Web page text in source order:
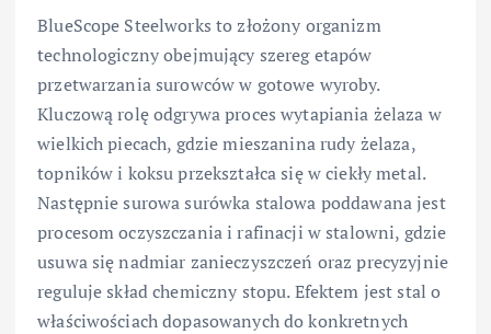
BlueScope Steelworks to złożony organizm
technologiczny obejmujący szereg etapów
przetwarzania surowców w gotowe wyroby.
Kluczową rolę odgrywa proces wytapiania żelaza w
wielkich piecach, gdzie mieszanina rudy żelaza,
topników i koksu przekształca się w ciekły metal.
Następnie surowa surówka stalowa poddawana jest
procesom oczyszczania i rafinacji w stalowni, gdzie
usuwa się nadmiar zanieczyszczeń oraz precyzyjnie
reguluje skład chemiczny stopu. Efektem jest stal o
właściwościach dopasowanych do konkretnych